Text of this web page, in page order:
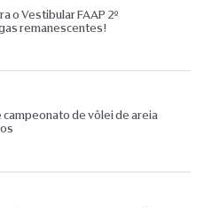
o Vestibular FAAP 2º
remanescentes!
campeonato de vôlei de areia